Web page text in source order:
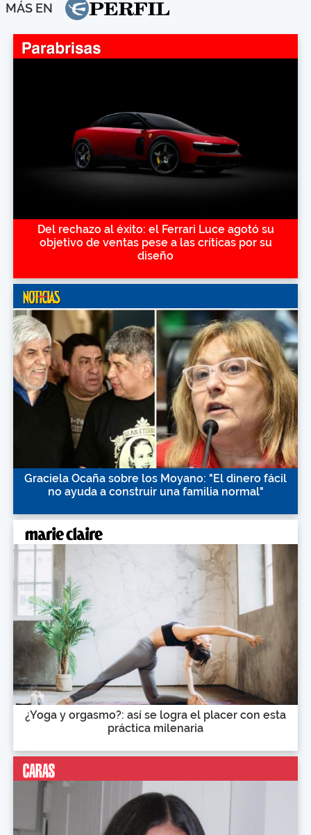
MÁS EN
Del rechazo al éxito: el Ferrari Luce agotó su
objetivo de ventas pese a las críticas por su
diseño
Graciela Ocaña sobre los Moyano: "El dinero fácil
no ayuda a construir una familia normal"
¿Yoga y orgasmo?: así se logra el placer con esta
práctica milenaria